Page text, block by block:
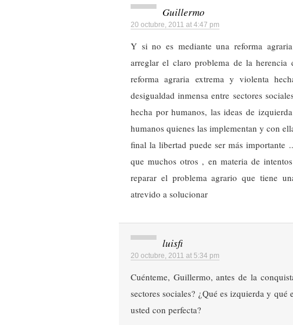
Guillermo
20 octubre, 2011 at 4:47 pm
Y si no es mediante una reforma
arreglar el claro problema de la
reforma agraria extrema y violenta
desigualdad inmensa entre sectores
hecha por humanos, las ideas de
humanos quienes las implementan y con
final la libertad puede ser más importante
que muchos otros , en materia de
reparar el problema agrario que tiene
atrevido a solucionar
luisfi
20 octubre, 2011 at 5:34 pm
Cuénteme, Guillermo, antes de la
sectores sociales? ¿Qué es izquierda y qué
usted con perfecta?